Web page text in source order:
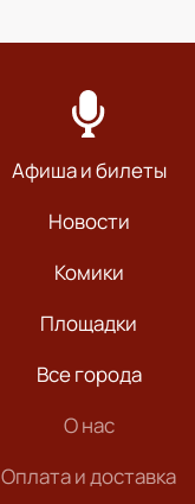
Афиша и билеты
Новости
Комики
Площадки
Все города
О нас
Оплата и доставка